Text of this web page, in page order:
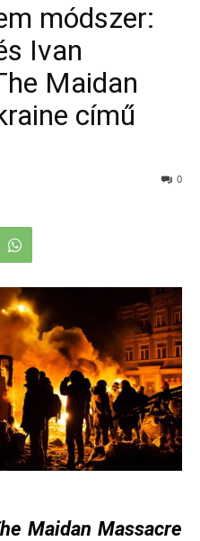
módszer:
Ivan
Maidan
című
0
Maidan Massacre